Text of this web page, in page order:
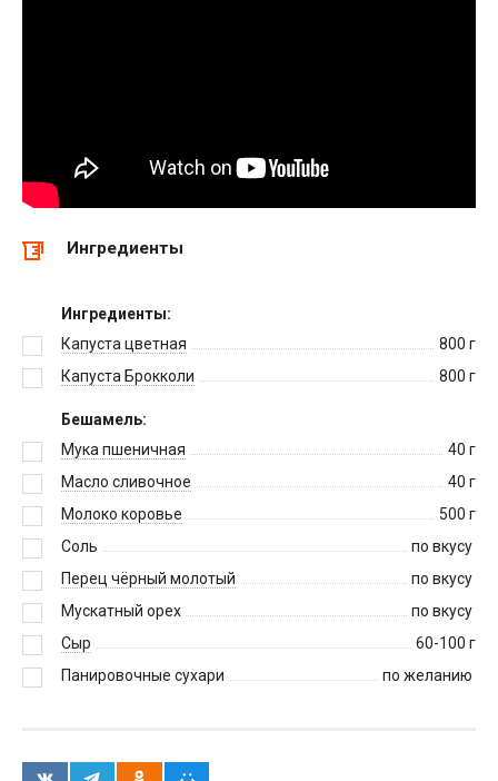
Ингредиенты
Ингредиенты:
Капуста цветная
800 г
Капуста Брокколи
800 г
Бешамель:
Мука пшеничная
40 г
Масло сливочное
40 г
Молоко коровье
500 г
Соль
по вкусу
Перец чёрный молотый
по вкусу
Мускатный орех
по вкусу
Сыр
60-100 г
Панировочные сухари
по желанию